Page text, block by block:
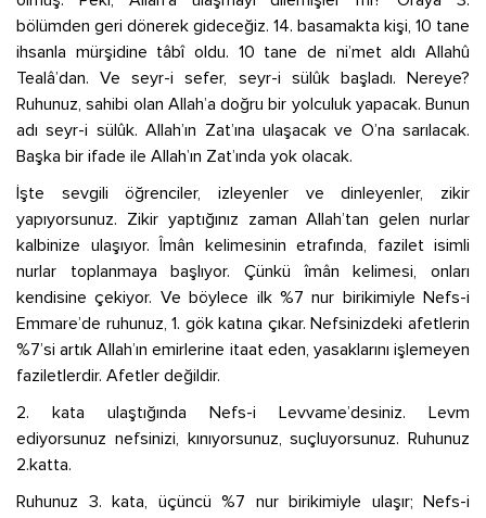
bölümden geri dönerek gideceğiz. 14. basamakta kişi, 10 tane
ihsanla mürşidine tâbî oldu. 10 tane de ni’met aldı Allahû
Tealâ’dan. Ve seyr-i sefer, seyr-i sülûk başladı. Nereye?
Ruhunuz, sahibi olan Allah’a doğru bir yolculuk yapacak. Bunun
adı seyr-i sülûk. Allah’ın Zat’ına ulaşacak ve O’na sarılacak.
Başka bir ifade ile Allah’ın Zat’ında yok olacak.
İşte sevgili öğrenciler, izleyenler ve dinleyenler, zikir
yapıyorsunuz. Zikir yaptığınız zaman Allah’tan gelen nurlar
kalbinize ulaşıyor. Îmân kelimesinin etrafında, fazilet isimli
nurlar toplanmaya başlıyor. Çünkü îmân kelimesi, onları
kendisine çekiyor. Ve böylece ilk %7 nur birikimiyle Nefs-i
Emmare’de ruhunuz, 1. gök katına çıkar. Nefsinizdeki afetlerin
%7’si artık Allah’ın emirlerine itaat eden, yasaklarını işlemeyen
faziletlerdir. Afetler değildir.
2. kata ulaştığında Nefs-i Levvame’desiniz. Levm
ediyorsunuz nefsinizi, kınıyorsunuz, suçluyorsunuz. Ruhunuz
2.katta.
Ruhunuz 3. kata, üçüncü %7 nur birikimiyle ulaşır; Nefs-i